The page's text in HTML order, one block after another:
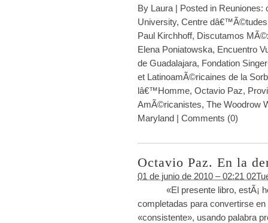
By Laura | Posted in Reuniones:
University, Centre
Paul Kirchhoff, Discutamos
Elena Poniatowska, Encuentro
de Guadalajara, Fondation
et LatinoamÃ©ricaines de la
lâ€™Homme, Octavio Paz,
AmÃ©ricanistes, The Woodrow
Maryland | Comments (0)
Octavio Paz. En la
01 de junio de 2010 – 02:21
«El presente libro, estÃ¡
completadas para convertirse
«consistente», usando palabra